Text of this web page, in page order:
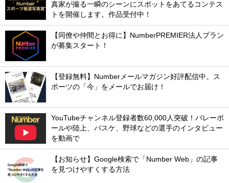
真家が撮る一瞬のシーンにスポットをあてるコンテス
トを開催します。作品受付中！
【同僚や仲間とお得に】NumberPREMIER法人プラン
が募集スタート！
【登録無料】Numberメールマガジン好評配信中。ス
ポーツの「今」をメールでお届け！
YouTubeチャンネル登録者数60,000人突破！バレーボ
ールや陸上、バスケ、野球などの選手のインタビュー
を動画で
【お知らせ】Google検索で「Number Web」の記事
を見つけやすくする方法